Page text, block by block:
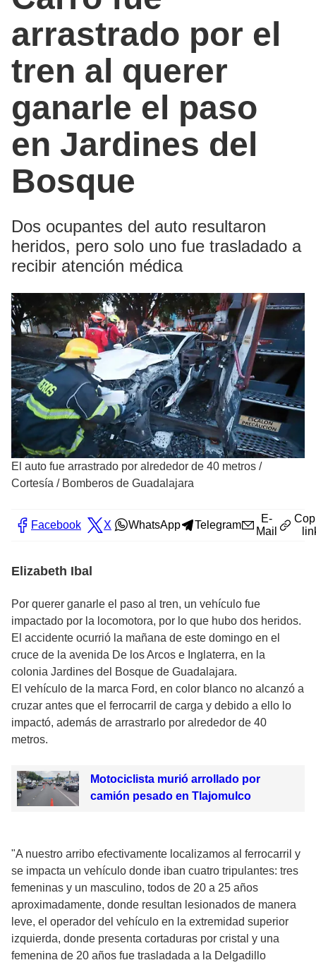
arrastrado por el
tren al querer
ganarle el paso
en Jardines del
Bosque
Dos ocupantes del auto resultaron
heridos, pero solo uno fue trasladado a
recibir atención médica
El auto fue arrastrado por alrededor de 40 metros /
Cortesía / Bomberos de Guadalajara
Facebook X WhatsApp Telegram
E-
Mail
Elizabeth Ibal
Por querer ganarle el paso al tren, un vehículo fue
impactado por la locomotora, por lo que hubo dos heridos.
El accidente ocurrió la mañana de este domingo en el
cruce de la avenida De los Arcos e Inglaterra, en la
colonia Jardines del Bosque de Guadalajara.
El vehículo de la marca Ford, en color blanco no alcanzó a
cruzar antes que el ferrocarril de carga y debido a ello lo
impactó, además de arrastrarlo por alrededor de 40
metros.
Motociclista murió arrollado por
camión pesado en Tlajomulco
"A nuestro arribo efectivamente localizamos al ferrocarril y
se impacta un vehículo donde iban cuatro tripulantes: tres
femeninas y un masculino, todos de 20 a 25 años
aproximadamente, donde resultan lesionados de manera
leve, el operador del vehículo en la extremidad superior
izquierda, donde presenta cortaduras por cristal y una
femenina de 20 años fue trasladada a la Delgadillo